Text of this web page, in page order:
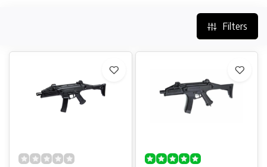
Filters